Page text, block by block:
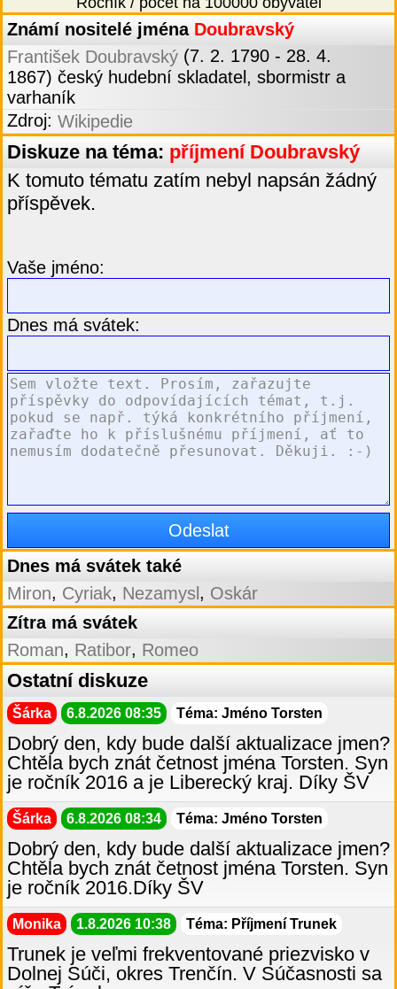
Známí nositelé jména Doubravský
František Doubravský (7. 2. 1790 - 28. 4.
1867) český hudební skladatel, sbormistr a
varhaník
Zdroj: Wikipedie
Diskuze na téma: příjmení Doubravský
K tomuto tématu zatím nebyl napsán žádný
příspěvek.
Vaše jméno:
Dnes má svátek:
Dnes má svátek také
Miron, Cyriak, Nezamysl , Oskár
Zítra má svátek
Roman, Ratibor, Romeo
Ostatní diskuze
Šárka 6.8.2026 08:35 Téma: Jméno Torsten
Dobrý den, kdy bude další aktualizace jmen?
Chtěla bych znát četnost jména Torsten. Syn
je ročník 2016 a je Liberecký kraj. Díky ŠV
Šárka 6.8.2026 08:34 Téma: Jméno Torsten
Dobrý den, kdy bude další aktualizace jmen?
Chtěla bych znát četnost jména Torsten. Syn
je ročník 2016.Díky ŠV
Monika 1.8.2026 10:38 Téma: Příjmení Trunek
Trunek je veľmi frekventované priezvisko v
Dolnej Súči, okres Trenčín. V Súčasnosti sa